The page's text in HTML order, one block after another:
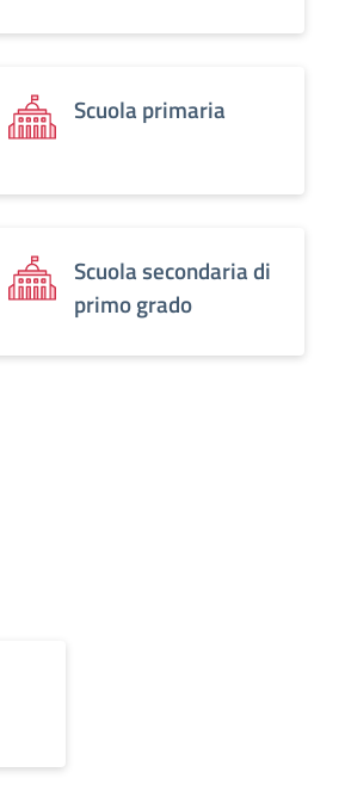
Scuola primaria
Scuola secondaria di
primo grado